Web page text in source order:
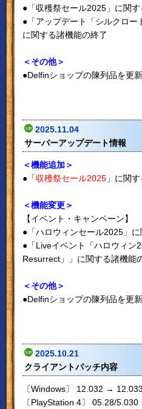
●「収穫祭セール2025」に関
●「アップデート「シルクロー
に関する諸機能の終了
＜その他＞
●Delfinショップの陳列品を更新
2025.11.04
サーバーアップデート情報
＜機能追加＞
●「収穫祭セール2025」に関
＜機能変更＞
【イベント・キャンペーン】
●「ハロウィンセール2025」
●「Liveイベント「ハロウィン
Resurrect」」に関する諸機能
＜その他＞
●Delfinショップの陳列品を更新
2025.10.21
クライアントパッチ内容
〔Windows〕 12.032 →
〔PlayStation 4〕 05.28/